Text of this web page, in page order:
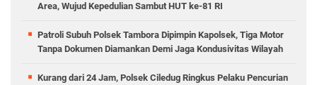
Area, Wujud Kepedulian Sambut HUT ke-81 RI
Patroli Subuh Polsek Tambora Dipimpin Kapolsek, Tiga Motor
Tanpa Dokumen Diamankan Demi Jaga Kondusivitas Wilayah
Kurang dari 24 Jam, Polsek Ciledug Ringkus Pelaku Pencurian